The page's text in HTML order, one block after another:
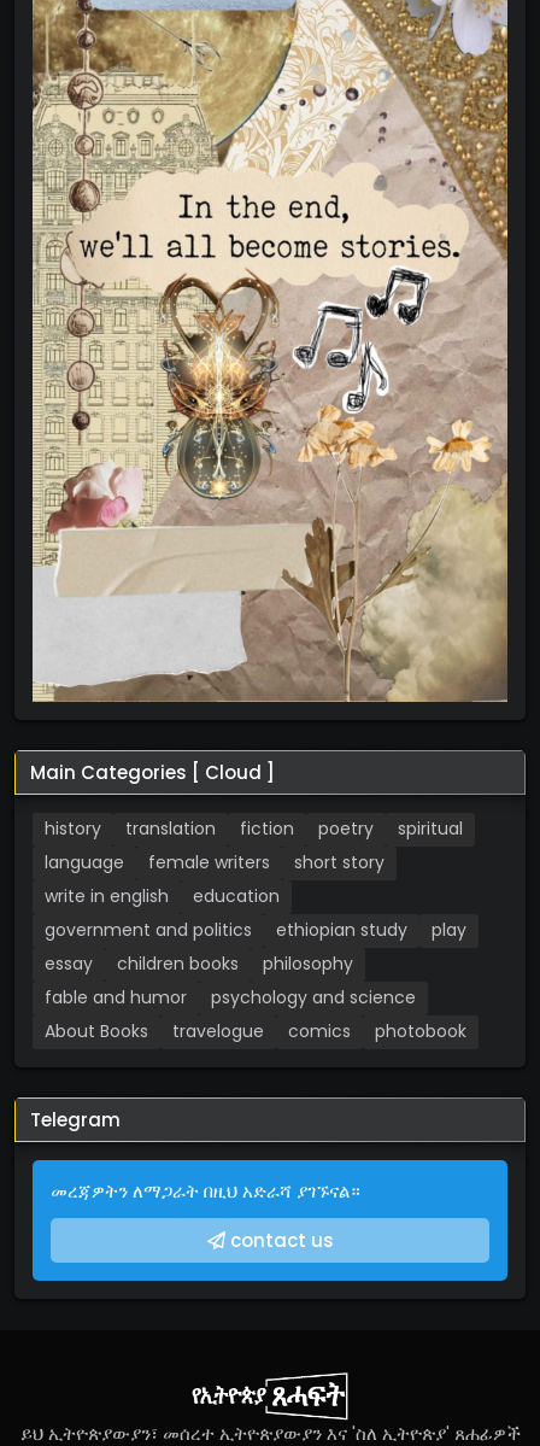
Main Categories [ Cloud ]
history translation fiction poetry
spiritual
language
female writers
short story
write in english
education
government and politics
ethiopian study
play
essay
children books
philosophy
fable and humor
psychology and science
About Books
travelogue comics photobook
Telegram
መረጃዎትን ለማጋራት በዚህ አድራሻ ያገኙናል።
contact us
ይህ ኢትዮጵያውያን፣ መሰረተ ኢትዮጵያውያን እና 'ስለ ኢትዮጵያ' ጸሐፊዎች